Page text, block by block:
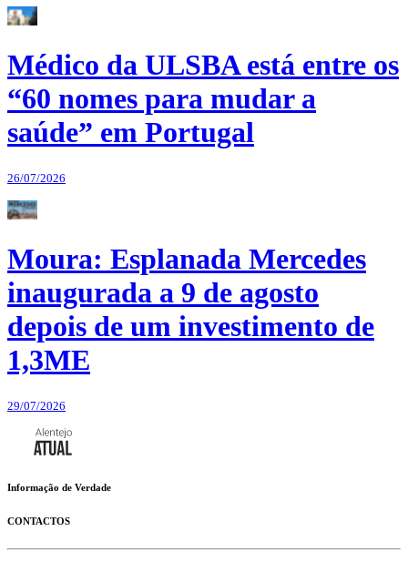
Médico da ULSBA está entre os
“60 nomes para mudar a
saúde” em Portugal
26/07/2026
Moura: Esplanada Mercedes
inaugurada a 9 de agosto
depois de um investimento de
1,3ME
29/07/2026
Informação de Verdade
CONTACTOS